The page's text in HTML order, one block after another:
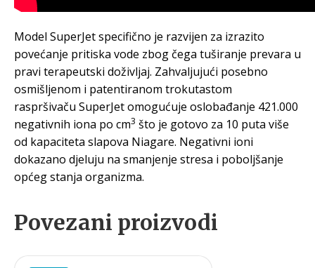
Model SuperJet specifično je razvijen za izrazito
povećanje pritiska vode zbog čega tuširanje prevara u
pravi terapeutski doživljaj. Zahvaljujući posebno
osmišljenom i patentiranom trokutastom
raspršivaču SuperJet omogućuje oslobađanje 421.000
negativnih iona po cm3 što je gotovo za 10 puta više
od kapaciteta slapova Niagare. Negativni ioni
dokazano djeluju na smanjenje stresa i poboljšanje
općeg stanja organizma.
Povezani proizvodi